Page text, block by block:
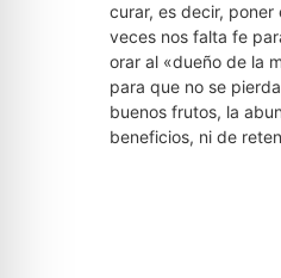
curar, es decir,
veces nos falta fe
orar al «dueño de la
para que no se
buenos frutos, la
beneficios, ni de